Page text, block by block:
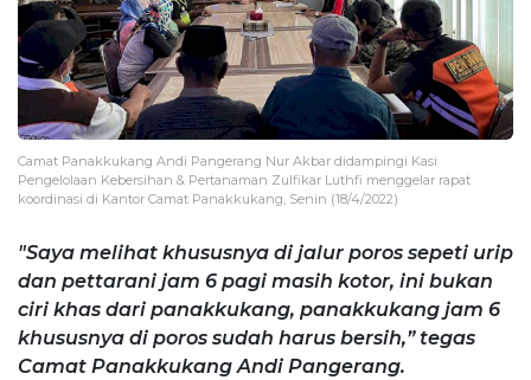
Camat Panakkukang Andi Pangerang Nur Akbar didampingi Kasi
Pengelolaan Kebersihan & Pertanaman Zulfikar Luthfi menggelar rapat
koordinasi di Kantor Camat Panakkukang, Senin (18/4/2022)
"Saya melihat khususnya di jalur poros sepeti urip
dan pettarani jam 6 pagi masih kotor, ini bukan
ciri khas dari panakkukang, panakkukang jam 6
khususnya di poros sudah harus bersih,” tegas
Camat Panakkukang Andi Pangerang.